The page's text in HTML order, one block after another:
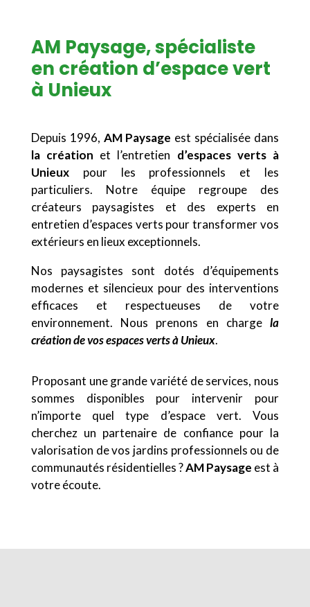
AM Paysage, spécialiste
en création d’espace vert
à Unieux
Depuis 1996, AM Paysage est spécialisée dans
la création et l’entretien d’espaces verts à
Unieuxpour les professionnels et les
particuliers. Notre équipe regroupe des
créateurs paysagistes et des experts en
entretien d’espaces verts pour transformer vos
extérieurs en lieux exceptionnels.
Nos paysagistes sont dotés d’équipements
modernes et silencieux pour des interventions
efficaces et respectueuses de votre
environnement. Nous prenons en chargela
création de vos espaces vertsà Unieux.
Proposant une grande variété de services, nous
sommes disponibles pour intervenir pour
n’importe quel type d’espace vert. Vous
cherchez un partenaire de confiance pour la
valorisation de vos jardins professionnels ou de
communautés résidentielles ?AM Paysage est à
votre écoute.